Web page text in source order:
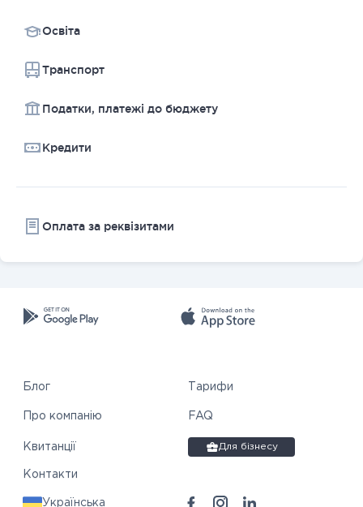
Освіта
Транспорт
Податки, платежі до бюджету
Кредити
Оплата за реквізитами
Блог Тарифи
Про компанію
Квитанції
FAQ
Контакти
Для бізнесу
Українська